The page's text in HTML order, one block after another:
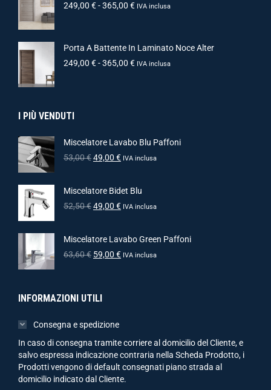
249,00 €-365,00 € IVA inclusa
Porta A Battente In Laminato Noce Alter
249,00 €-365,00 € IVA inclusa
I PIÙ VENDUTI
Miscelatore Lavabo Blu Paffoni
53,00€49,00 € IVA inclusa
Miscelatore Bidet Blu
52,50€49,00 € IVA inclusa
Miscelatore Lavabo Green Paffoni
63,60€ 59,00 € IVA inclusa
INFORMAZIONI UTILI
Consegna e spedizione
In caso di consegna tramite corriere al domicilio del Cliente, e
salvo espressa indicazione contraria nella Scheda Prodotto, i
Prodotti vengono di default consegnati piano strada al
domicilio indicato dal Cliente.